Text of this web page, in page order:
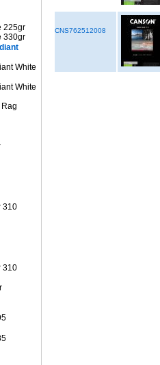
225gr
330gr
White
White
310
310
CNS762512008